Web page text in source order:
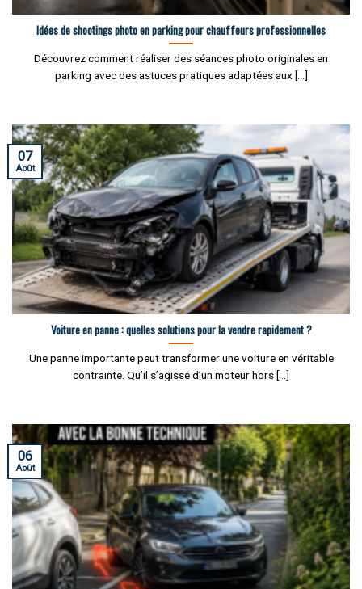
Idées de shootings photo en parking pour chauffeurs professionnelles
Découvrez comment réaliser des séances photo originales en
parking avec des astuces pratiques adaptées aux [...]
Voiture en panne : quelles solutions pour la vendre rapidement ?
Une panne importante peut transformer une voiture en véritable
contrainte. Qu’il s’agisse d’un moteur hors [...]
07
Août
06
Août